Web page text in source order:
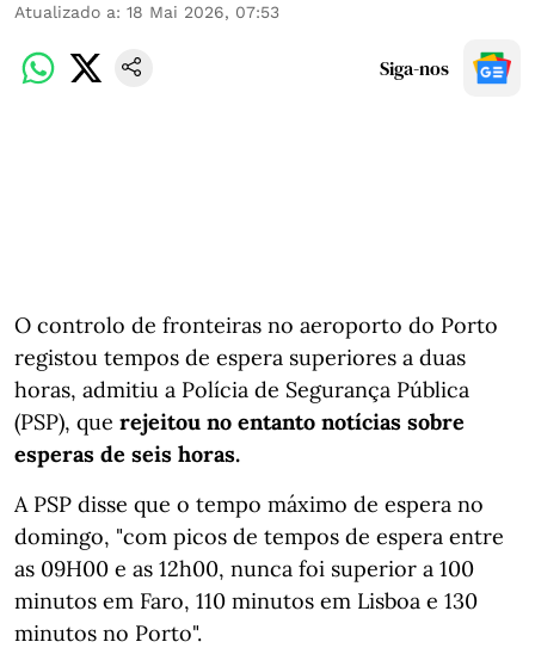
Atualizado a: 18 Mai 2026, 07:53
Siga-nos
O controlo de fronteiras no aeroporto do Porto
registou tempos de espera superiores a duas
horas, admitiu a Polícia de Segurança Pública
(PSP), que rejeitou no entanto notícias sobre
esperas de seis horas.
A PSP disse que o tempo máximo de espera no
domingo, "com picos de tempos de espera entre
as 09H00 e as 12h00, nunca foi superior a 100
minutos em Faro, 110 minutos em Lisboa e 130
minutos no Porto".